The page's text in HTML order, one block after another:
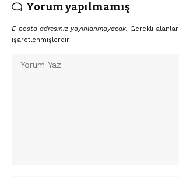
Yorum yapılmamış
E-posta adresiniz yayınlanmayacak. Gerekli alanlar
işaretlenmişlerdir